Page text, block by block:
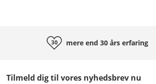
mere end 30 års erfaring
Tilmeld dig til vores nyhedsbrev nu